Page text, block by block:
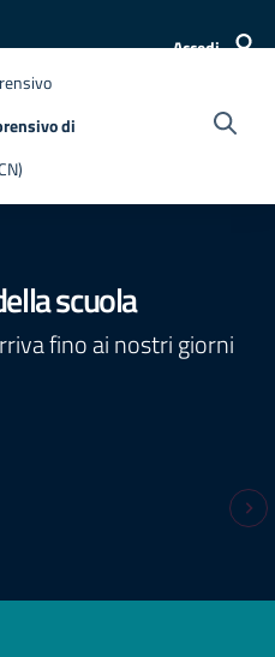
Accedi
di
scuola
fino ai nostri giorni